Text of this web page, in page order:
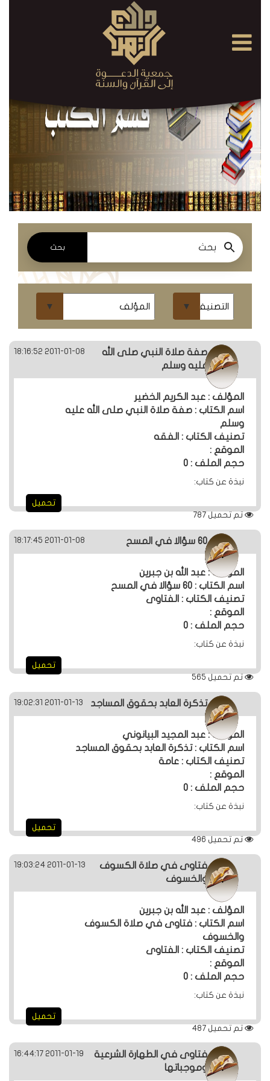
الدروس
والمحاضرات
المسموعة
الدروس
والمحاضرات
الدروس
ومحاضرات
المباشر
قسم
الكتب
الكتب
الإلكترونية
قسم
الكتب
الضوئية
المخطوطات
الردود
والمقالات
الفتاوى
الشرعية
بحث
2011-01-08 18:16:52
صفة صلاة النبي صلى الله
عليه وسلم
المؤلف : عبد الكريم الخضير
اسم الكتاب : صفة صلاة النبي صلى الله عليه
وسلم
تصنيف الكتاب : الفقه
الموقع :
حجم الملف : 0
نبذة عن كتاب:
تحميل
تم تحميل787
2011-01-08 18:17:45 60 سؤالا في المسح
المؤلف : عبد الله بن جبرين
اسم الكتاب : 60 سؤالا في المسح
تصنيف الكتاب : الفتاوى
الموقع :
حجم الملف : 0
نبذة عن كتاب:
تحميل
تم تحميل 565
2011-01-13 19:02:31 تذكرة العابد بحقوق المساجد
المؤلف : عبد المجيد البيانوني
اسم الكتاب : تذكرة العابد بحقوق المساجد
تصنيف الكتاب : عامة
الموقع :
حجم الملف : 0
نبذة عن كتاب:
تحميل
تم تحميل 496
2011-01-13 19:03:24
فتاوى في صلاة الكسوف
والخسوف
المؤلف : عبد الله بن جبرين
اسم الكتاب : فتاوى في صلاة الكسوف
والخسوف
تصنيف الكتاب : الفتاوى
الموقع :
حجم الملف : 0
نبذة عن كتاب:
تحميل
تم تحميل487
2011-01-19 16:44:17
فتاوى في الطهارة الشرعية
وموجباتها